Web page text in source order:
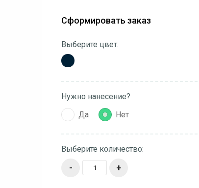
Сформировать заказ
Выберите цвет:
Нужно нанесение?
Да
Нет
Выберите количество:
- +